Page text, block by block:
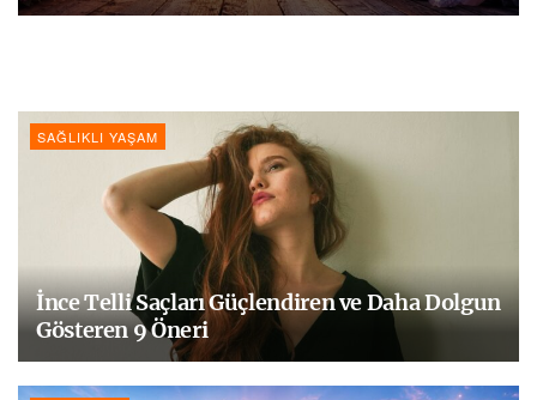
SAĞLIKLI YAŞAM
İnce Telli Saçları Güçlendiren ve Daha Dolgun
Gösteren 9 Öneri